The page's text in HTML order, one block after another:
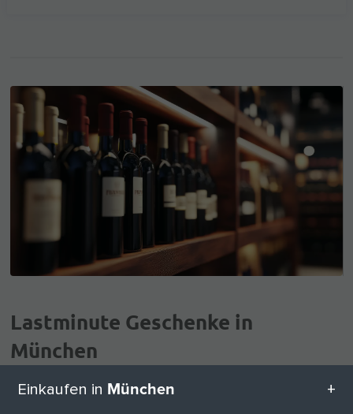
Lastminute Geschenke in
München
Auf der Suche nach Last-Minute-Geschenken in
Einkaufen in München